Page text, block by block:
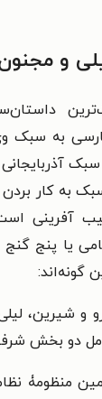
و
فارسی به
آذربایجانی
به کار بردن
آفرینی
یا پنج
گونه‌اند:
و شیرین،
دو بخش
منظومۀ